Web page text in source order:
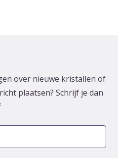
over nieuwe kristallen of
plaatsen? Schrijf je dan